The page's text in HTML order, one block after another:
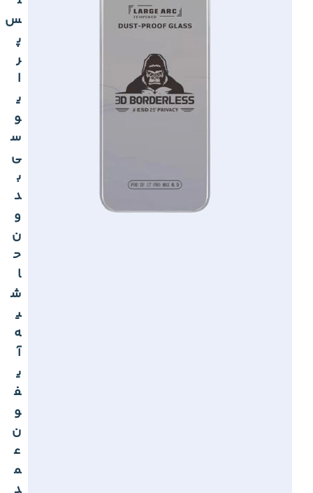
س
پ
ر
ا
ی
و
س
ی
ب
د
و
ن
ح
ا
ش
ی
ه
آ
ی
ف
و
ن
ع
م